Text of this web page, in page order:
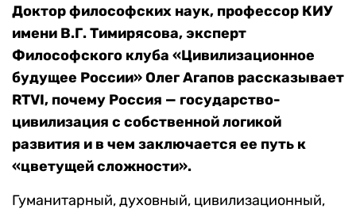
Доктор философских наук, профессор КИУ
имени В.Г. Тимирясова, эксперт
Философского клуба «Цивилизационное
будущее России» Олег Агапов рассказывает
RTVI, почему Россия — государство-
цивилизация с собственной логикой
развития и в чем заключается ее путь к
«цветущей сложности».
Гуманитарный, духовный, цивилизационный,